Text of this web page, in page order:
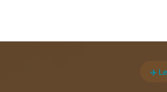
✈️